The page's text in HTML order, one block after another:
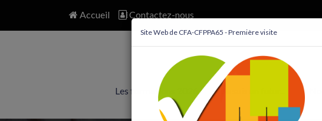
Site Web de CFA-CFPPA65 - Première visite
Accueil Contactez-nous
Les formations 2026